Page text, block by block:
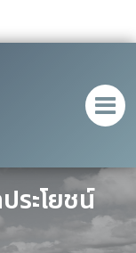
ระชาชน
ระโยชน์